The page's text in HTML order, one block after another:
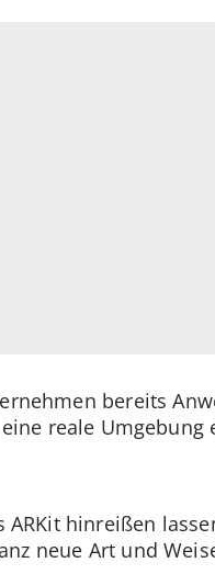
bereits
reale Umgebung
hinreißen
neue Art und